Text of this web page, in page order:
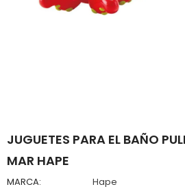
JUGUETES PARA EL BAÑO
MAR HAPE
MARCA:
Hape